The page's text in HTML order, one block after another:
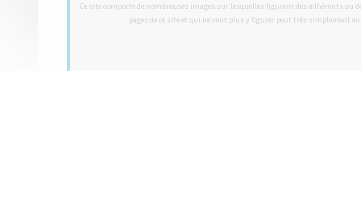
Ce site comporte de nombreuses images sur lesquelles figurent des adhérents
pages de ce site et qui ne veut plus y figurer peut très simplement